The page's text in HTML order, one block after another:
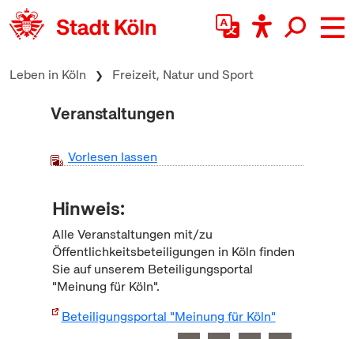
zum Inhalt springen
Leben in Köln Freizeit, Natur und Sport
Veranstaltungen
Vorlesen lassen
Hinweis:
Alle Veranstaltungen mit/zu
Öffentlichkeitsbeteiligungen in Köln finden
Sie auf unserem Beteiligungsportal
"Meinung für Köln".
Beteiligungsportal "Meinung für Köln"